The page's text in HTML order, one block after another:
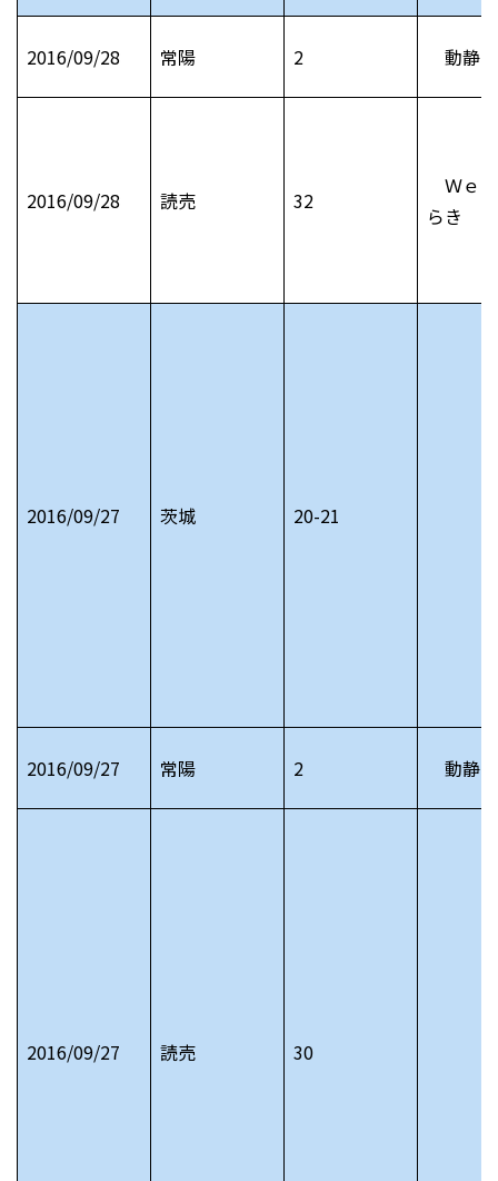
2016/09/28 常陽 2 動静
2016/09/28 読売 32
Ｗｅ
らき
2016/09/27 茨城 20-21
2016/09/27 常陽 2 動静
2016/09/27 読売 30